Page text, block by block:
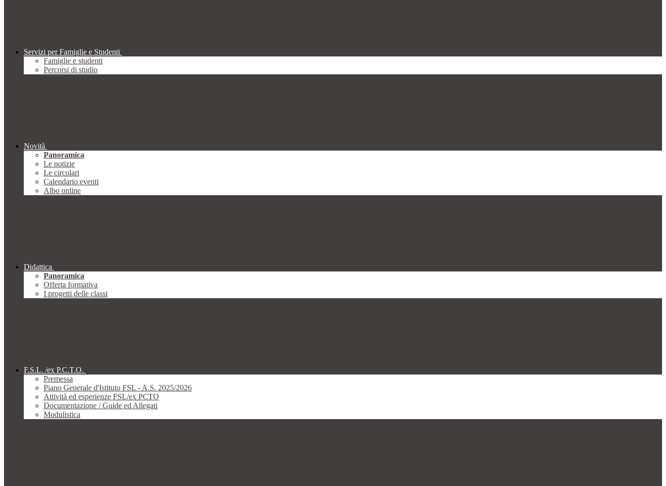
Servizi per Famiglie e Studenti
Famiglie e studenti
Percorsi di studio
Novità
Panoramica
Le notizie
Le circolari
Calendario eventi
Albo online
Didattica
Panoramica
Offerta formativa
I progetti delle classi
F.S.L. /ex P.C.T.O.
Premessa
Piano Generale d'Istituto FSL - A.S. 2025/2026
Attività ed esperienze FSL/ex PCTO
Documentazione / Guide ed Allegati
Modulistica